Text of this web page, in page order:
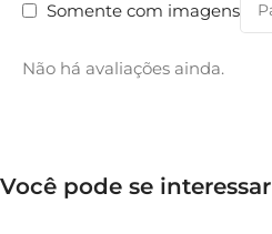
Somente com imagens
Não há avaliações ainda.
Você pode se interessar